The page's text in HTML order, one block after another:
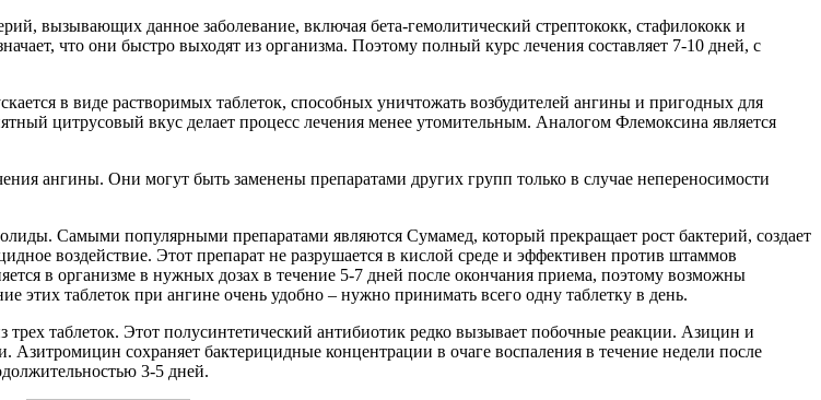
вызывающих данное заболевание, включая бета-гемолитический стрептококк, стафилококк и
что они быстро выходят из организма. Поэтому полный курс лечения составляет 7-10 дней, с
в виде растворимых таблеток, способных уничтожать возбудителей ангины и пригодных для
цитрусовый вкус делает процесс лечения менее утомительным. Аналогом Флемоксина является
ангины. Они могут быть заменены препаратами других групп только в случае непереносимости
Самыми популярными препаратами являются Сумамед, который прекращает рост бактерий, создает
воздействие. Этот препарат не разрушается в кислой среде и эффективен против штаммов
в организме в нужных дозах в течение 5-7 дней после окончания приема, поэтому возможны
этих таблеток при ангине очень удобно – нужно принимать всего одну таблетку в день.
таблеток. Этот полусинтетический антибиотик редко вызывает побочные реакции. Азицин и
Азитромицин сохраняет бактерицидные концентрации в очаге воспаления в течение недели после
3-5 дней.